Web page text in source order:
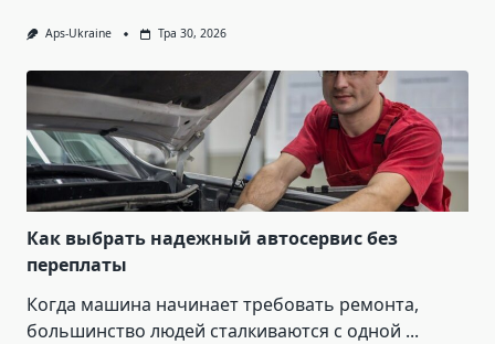
Aps-Ukraine Тра 30, 2026
Как выбрать надежный автосервис без
переплаты
Когда машина начинает требовать ремонта,
большинство людей сталкиваются с одной ...